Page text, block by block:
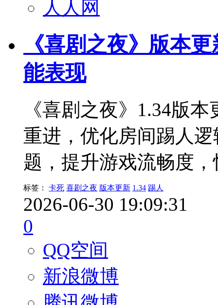
人人网
《喜剧之夜》版本
能表现
《喜剧之夜》1.34版
重进，优化房间踢人
题，提升游戏流畅度
标签： 卡死 喜剧之夜 版本更新 1.34 踢人
2026-06-30 19:09:31
0
QQ空间
新浪微博